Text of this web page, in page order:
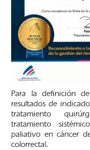
Para la definición
resultados de
tratamiento
tratamiento
paliativo en cáncer
colorrectal.